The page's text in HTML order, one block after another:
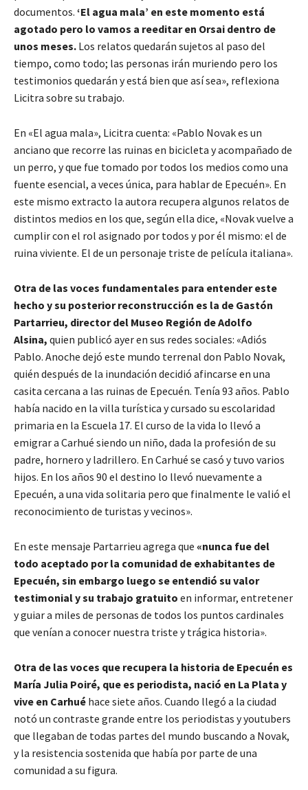
documentos. ‘El agua mala’ en este momento está
agotado pero lo vamos a reeditar en Orsai dentro de
unos meses. Los relatos quedarán sujetos al paso del
tiempo, como todo; las personas irán muriendo pero los
testimonios quedarán y está bien que así sea», reflexiona
Licitra sobre su trabajo.
En «El agua mala», Licitra cuenta: «Pablo Novak es un
anciano que recorre las ruinas en bicicleta y acompañado de
un perro, y que fue tomado por todos los medios como una
fuente esencial, a veces única, para hablar de Epecuén». En
este mismo extracto la autora recupera algunos relatos de
distintos medios en los que, según ella dice, «Novak vuelve a
cumplir con el rol asignado por todos y por él mismo: el de
ruina viviente. El de un personaje triste de película italiana».
Otra de las voces fundamentales para entender este
hecho y su posterior reconstrucción es la de Gastón
Partarrieu, director del Museo Región de Adolfo
Alsina, quien publicó ayer en sus redes sociales: «Adiós
Pablo. Anoche dejó este mundo terrenal don Pablo Novak,
quién después de la inundación decidió afincarse en una
casita cercana a las ruinas de Epecuén. Tenía 93 años. Pablo
había nacido en la villa turística y cursado su escolaridad
primaria en la Escuela 17. El curso de la vida lo llevó a
emigrar a Carhué siendo un niño, dada la profesión de su
padre, hornero y ladrillero. En Carhué se casó y tuvo varios
hijos. En los años 90 el destino lo llevó nuevamente a
Epecuén, a una vida solitaria pero que finalmente le valió el
reconocimiento de turistas y vecinos».
En este mensaje Partarrieu agrega que «nunca fue del
todo aceptado por la comunidad de exhabitantes de
Epecuén, sin embargo luego se entendió su valor
testimonial y su trabajo gratuito en informar, entretener
y guiar a miles de personas de todos los puntos cardinales
que venían a conocer nuestra triste y trágica historia».
Otra de las voces que recupera la historia de Epecuén es
María Julia Poiré, que es periodista, nació en La Plata y
vive en Carhué hace siete años. Cuando llegó a la ciudad
notó un contraste grande entre los periodistas y youtubers
que llegaban de todas partes del mundo buscando a Novak,
y la resistencia sostenida que había por parte de una
comunidad a su figura.